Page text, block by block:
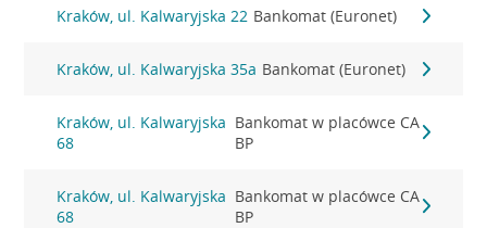
Kraków, ul. Kalwaryjska 22 Bankomat (Euronet)
Kraków, ul. Kalwaryjska 35a Bankomat (Euronet)
Kraków, ul. Kalwaryjska
68
Bankomat w placówce CA
BP
Kraków, ul. Kalwaryjska
68
Bankomat w placówce CA
BP